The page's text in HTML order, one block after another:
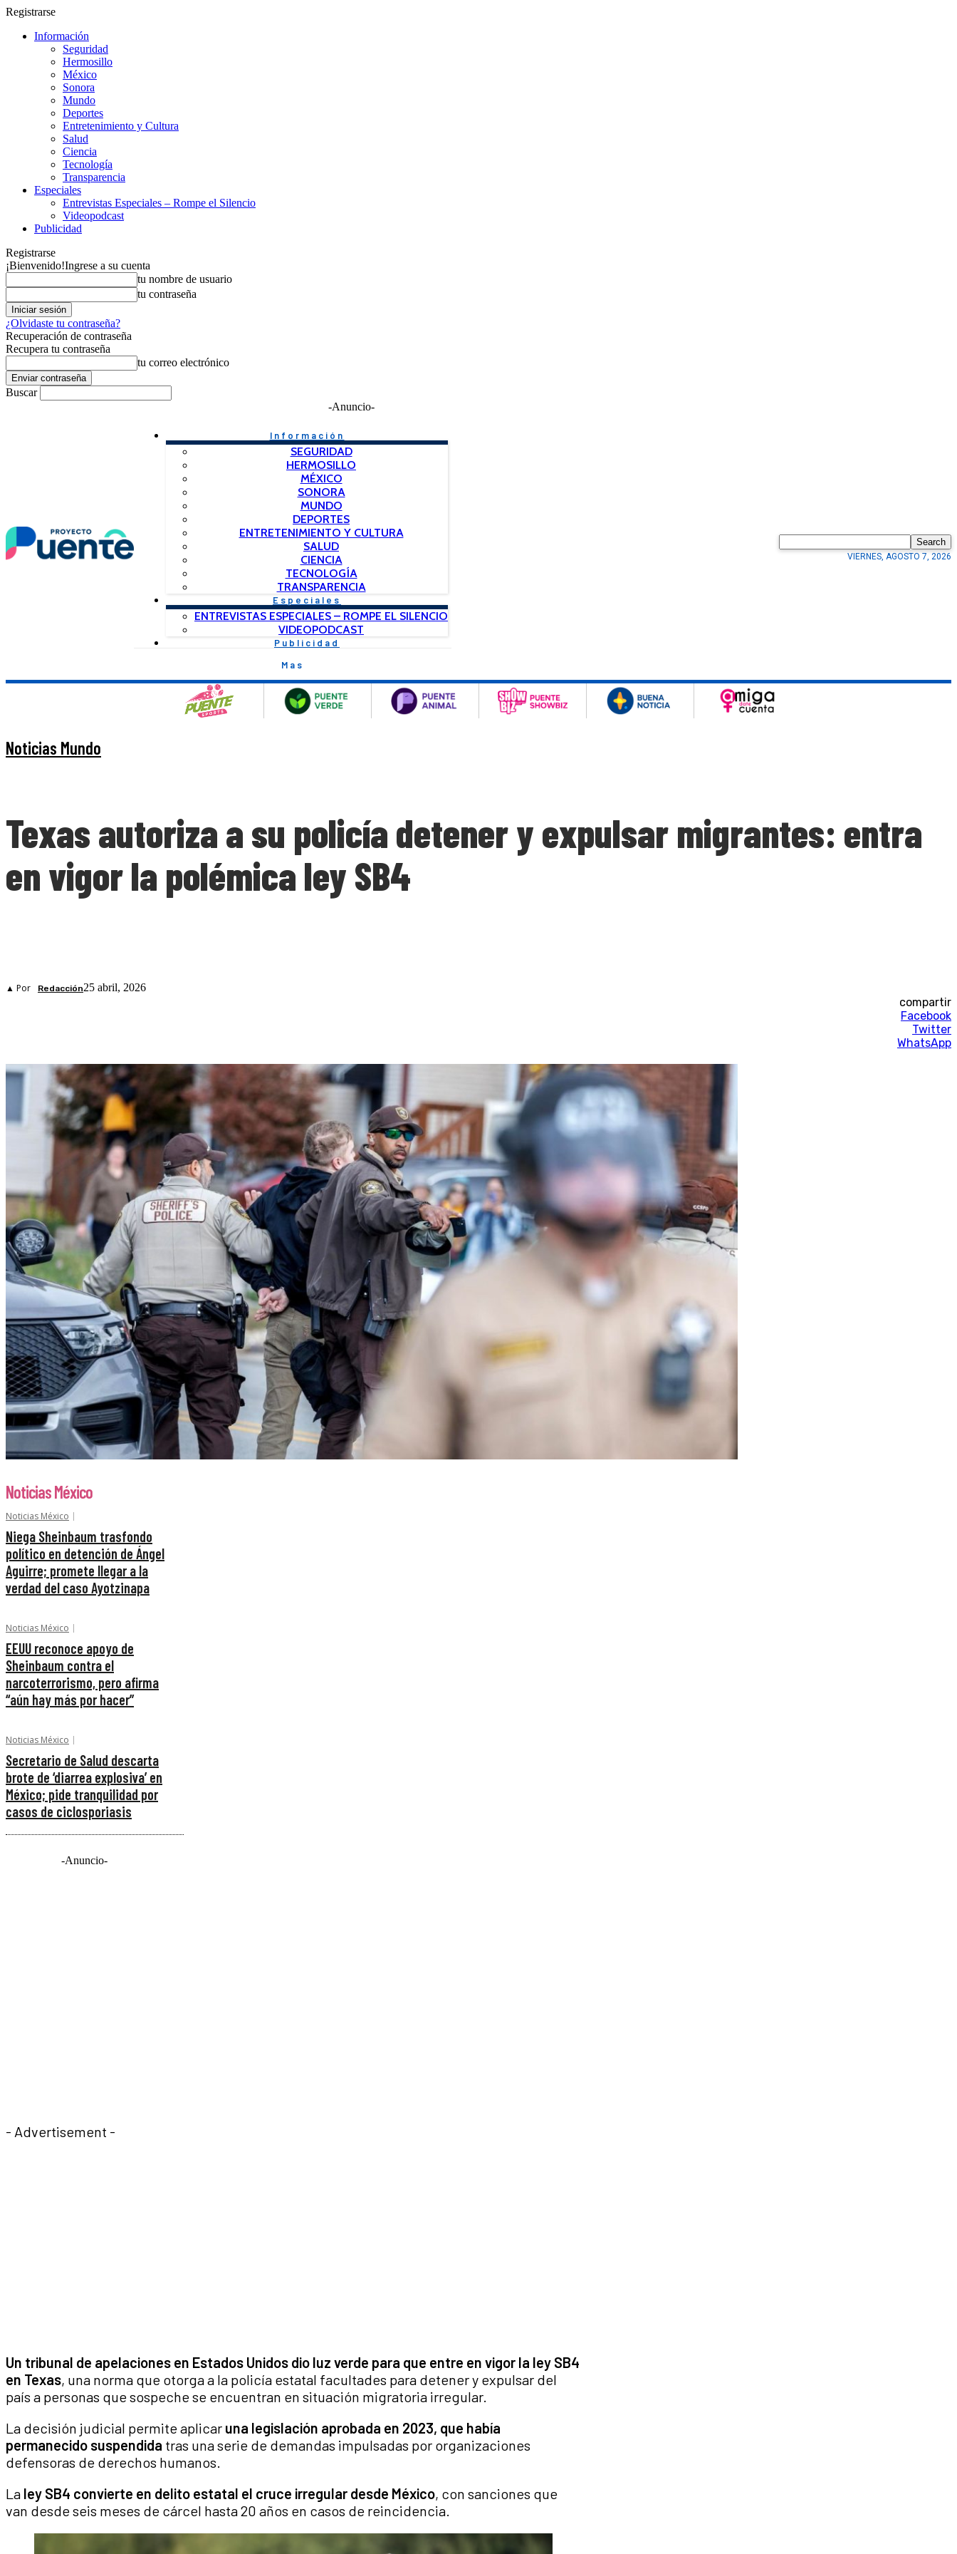
Registrarse
Información
Seguridad
Hermosillo
México
Sonora
Mundo
Deportes
Entretenimiento y Cultura
Salud
Ciencia
Tecnología
Transparencia
Especiales
Entrevistas Especiales – Rompe el Silencio
Videopodcast
Publicidad
Registrarse
¡Bienvenido!Ingrese a su cuenta
tu nombre de usuario
tu contraseña
¿Olvidaste tu contraseña?
Recuperación de contraseña
Recupera tu contraseña
tu correo electrónico
Buscar
-Anuncio-
Información
SEGURIDAD
HERMOSILLO
MÉXICO
SONORA
MUNDO
DEPORTES
ENTRETENIMIENTO Y CULTURA
SALUD
CIENCIA
TECNOLOGÍA
TRANSPARENCIA
Especiales
ENTREVISTAS ESPECIALES – ROMPE EL SILENCIO
VIDEOPODCAST
Publicidad
Mas
Search
VIERNES, AGOSTO 7, 2026
Noticias Mundo
Texas autoriza a su policía detener y expulsar migrantes: entra
en vigor la polémica ley SB4
▲ Por Redacción25 abril, 2026
compartir
Facebook
Twitter
WhatsApp
Noticias México
Noticias México
Niega Sheinbaum trasfondo
político en detención de Ángel
Aguirre; promete llegar a la
verdad del caso Ayotzinapa
Noticias México
EEUU reconoce apoyo de
Sheinbaum contra el
narcoterrorismo, pero afirma
“aún hay más por hacer”
Noticias México
Secretario de Salud descarta
brote de ‘diarrea explosiva’ en
México; pide tranquilidad por
casos de ciclosporiasis
-Anuncio-
- Advertisement -
Un tribunal de apelaciones en Estados Unidos dio luz verde para que entre en vigor la ley SB4
en Texas, una norma que otorga a la policía estatal facultades para detener y expulsar del
país a personas que sospeche se encuentran en situación migratoria irregular.
La decisión judicial permite aplicar una legislación aprobada en 2023, que había
permanecido suspendida tras una serie de demandas impulsadas por organizaciones
defensoras de derechos humanos.
La ley SB4 convierte en delito estatal el cruce irregular desde México, con sanciones que
van desde seis meses de cárcel hasta 20 años en casos de reincidencia.